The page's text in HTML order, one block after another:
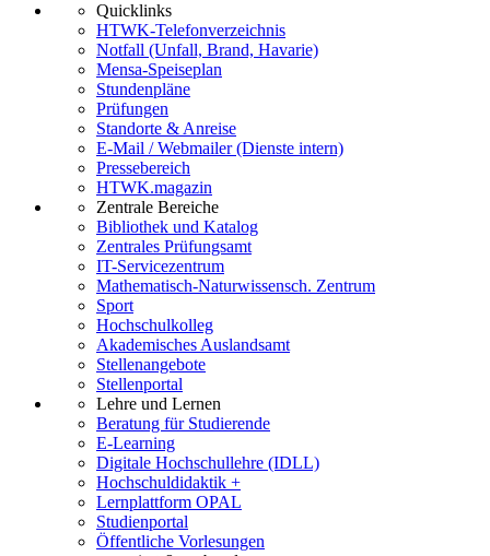
Quicklinks
HTWK-Telefonverzeichnis
Notfall (Unfall, Brand, Havarie)
Mensa-Speiseplan
Stundenpläne
Prüfungen
Standorte & Anreise
E-Mail / Webmailer (Dienste intern)
Pressebereich
HTWK.magazin
Zentrale Bereiche
Bibliothek und Katalog
Zentrales Prüfungsamt
IT-Servicezentrum
Mathematisch-Naturwissensch. Zentrum
Sport
Hochschulkolleg
Akademisches Auslandsamt
Stellenangebote
Stellenportal
Lehre und Lernen
Beratung für Studierende
E-Learning
Digitale Hochschullehre (IDLL)
Hochschuldidaktik +
Lernplattform OPAL
Studienportal
Öffentliche Vorlesungen